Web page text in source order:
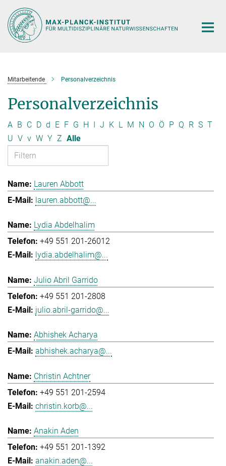
Hauptinhalt
Mitarbeitende Personalverzeichnis
Personalverzeichnis
A B C D d E F G H I J K L M N O Ö P Q R S T
U V v W Y Z Alle
Lauren Abbott
lauren.abbott@...
Lydia Abdelhalim
+49 551 201-26012
lydia.abdelhalim@...
Julio Abril Garrido
+49 551 201-2808
julio.abril-garrido@...
Abhishek Acharya
abhishek.acharya@...
Christin Achtner
+49 551 201-2594
christin.korb@...
Anakin Aden
+49 551 201-1392
anakin.aden@...